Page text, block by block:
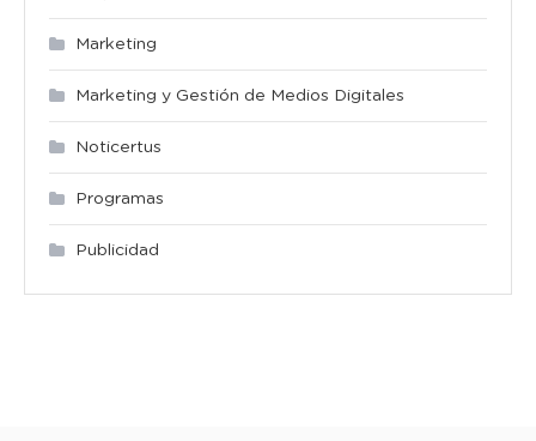
Marketing
Marketing y Gestión de Medios Digitales
Noticertus
Programas
Publicidad